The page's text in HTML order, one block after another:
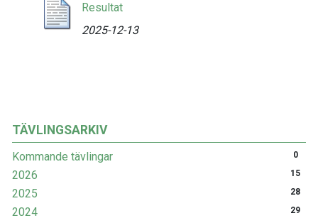
TÄVLINGSARKIV
Kommande tävlingar 0
2026 15
2025 28
2024 29
Resultat
2025-12-13